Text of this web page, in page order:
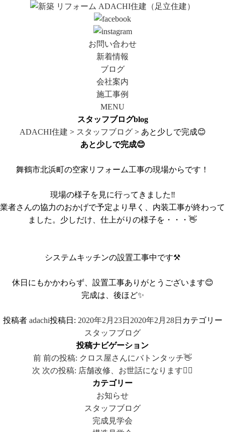
お問い合わせ
新着情報
ブログ
会社案内
施工事例
MENU
スタッフブログblog
ADACHI住建 > スタッフブログ> あと少しで完成😊
あと少しで完成😊
舞鶴市北浜町の空家リフォーム工事の現場からです！
現場の様子を見に行ってきました‼️
業者さんの協力のおかげで予定より早く、内装工事が終わって
ました。少しだけ、仕上がりの様子を・・・👋
システムキッチンの設置工事中です⚒
休日にもかかわらず、設置工事ありがとうございます😊
完成は、後ほど✨
投稿者 adachi投稿日: 2020年2月23日 2020年2月28日 カテゴリー
スタッフブログ
投稿ナビゲーション
前 前の投稿: クロス屋さんにバトンタッチ👋
次 次の投稿: 店舗改修、お世話になります🙇‍♂️
カテゴリー
お知らせ
スタッフブログ
完成見学会